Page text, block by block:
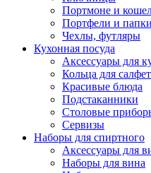
Портмоне и
Портфели и папки
Чехлы, футляры
Кухонная посуда
Аксессуары для
Кольца для
Красивые блюда
Подстаканники
Столовые
Cервизы
Наборы для спиртного
Аксессуары для
Наборы для вина